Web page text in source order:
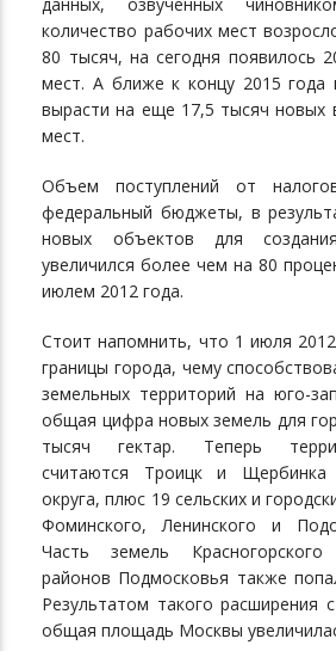
количество рабочих мест
80 тысяч, на сегодня появилось
мест. А ближе к концу 2015 года
вырасти на еще 17,5 тысяч новых
мест.
Объем поступлений от
федеральный бюджеты, в
новых объектов для
увеличился более чем на 80
июлем 2012 года.
Стоит напомнить, что 1 июля
границы города, чему
земельных территорий на юго-
общая цифра новых земель для
тысяч гектар. Теперь
считаются Троицк и
округа, плюс 19 сельских и
Фоминского, Ленинского и
Часть земель
районов Подмосковья также
Результатом такого расширения
общая площадь Москвы